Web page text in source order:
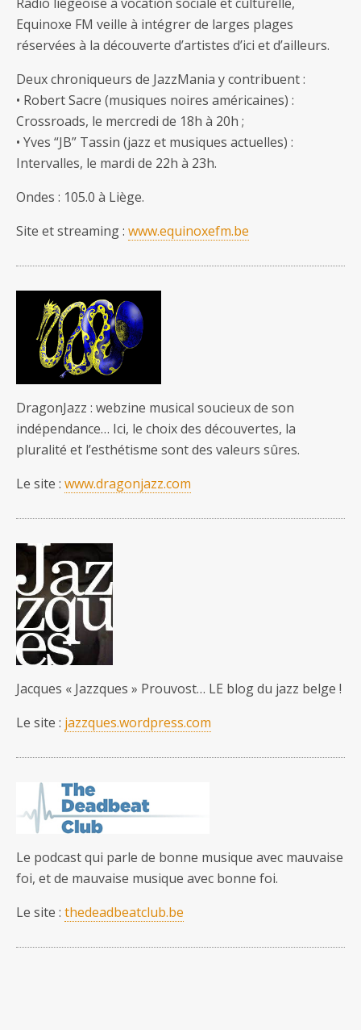
Radio liégeoise à vocation sociale et culturelle,
Equinoxe FM veille à intégrer de larges plages
réservées à la découverte d’artistes d’ici et d’ailleurs.
Deux chroniqueurs de JazzMania y contribuent :
• Robert Sacre (musiques noires américaines) :
Crossroads, le mercredi de 18h à 20h ;
• Yves “JB” Tassin (jazz et musiques actuelles) :
Intervalles, le mardi de 22h à 23h.
Ondes : 105.0 à Liège.
Site et streaming : www.equinoxefm.be
DragonJazz : webzine musical soucieux de son
indépendance… Ici, le choix des découvertes, la
pluralité et l’esthétisme sont des valeurs sûres.
Le site : www.dragonjazz.com
Jacques « Jazzques » Prouvost… LE blog du jazz belge !
Le site : jazzques.wordpress.com
Le podcast qui parle de bonne musique avec mauvaise
foi, et de mauvaise musique avec bonne foi.
Le site : thedeadbeatclub.be